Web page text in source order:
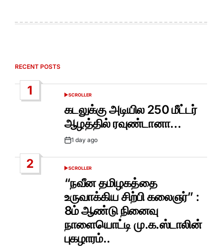
RECENT POSTS
1
POSTED
SCROLLER
கடலுக்கு அடியில 250 மீட்டர்
ஆழத்தில் ரவுண்டானா…
Post1 day ago
2
POSTED
SCROLLER
“நவீன தமிழகத்தை
உருவாக்கிய சிற்பி கலைஞர்” :
8ம் ஆண்டு நினைவு
நாளையொட்டி மு.க.ஸ்டாலின்
புகழாரம்..